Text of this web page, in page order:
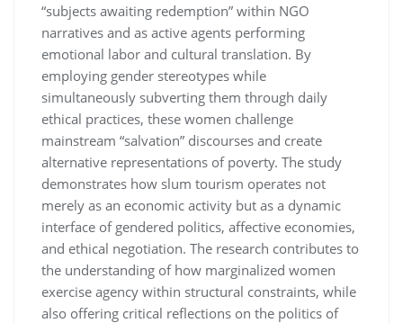
“subjects awaiting redemption” within NGO
narratives and as active agents performing
emotional labor and cultural translation. By
employing gender stereotypes while
simultaneously subverting them through daily
ethical practices, these women challenge
mainstream “salvation” discourses and create
alternative representations of poverty. The study
demonstrates how slum tourism operates not
merely as an economic activity but as a dynamic
interface of gendered politics, affective economies,
and ethical negotiation. The research contributes to
the understanding of how marginalized women
exercise agency within structural constraints, while
also offering critical reflections on the politics of